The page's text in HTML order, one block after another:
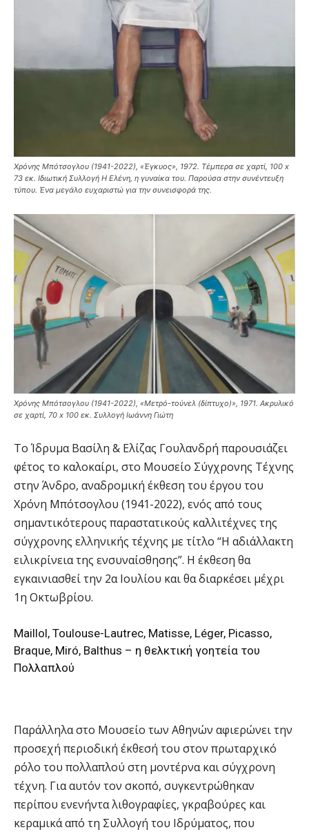
Χρόνης Μπότσογλου (1941-2022), «Έγκυος», 1972. Τέμπερα σε χαρτί, 100 x
73 εκ. Ιδιωτική Συλλογή Η Ελένη, η γυναίκα του. Παρούσα στην συνέντευξη
τύπου. Ένα μεγάλο ευχαριστώ για την συνεισφορά της.
Χρόνης Μπότσογλου (1941-2022), «Μετρό-τούνελ (δίπτυχο)», 1971. Ακρυλικό
σε χαρτί, 70 x 100 εκ. Συλλογή Ιωάννη Γιώτη
Το Ίδρυμα Βασίλη & Ελίζας Γουλανδρή παρουσιάζει
φέτος το καλοκαίρι, στο Μουσείο Σύγχρονης Τέχνης
στην Άνδρο, αναδρομική έκθεση του έργου του
Χρόνη Μπότσογλου (1941-2022), ενός από τους
σημαντικότερους παραστατικούς καλλιτέχνες της
σύγχρονης ελληνικής τέχνης με τίτλο “Η αδιάλλακτη
ειλικρίνεια της ενσυναίσθησης”. Η έκθεση θα
εγκαινιασθεί την 2α Ιουλίου και θα διαρκέσει μέχρι
1η Οκτωβρίου.
Maillol, Toulouse-Lautrec, Matisse, Léger, Picasso,
Braque, Miró, Balthus – η θελκτική γοητεία του
Πολλαπλού
Παράλληλα στο Μουσείο των Αθηνών αφιερώνει την
προσεχή περιοδική έκθεσή του στον πρωταρχικό
ρόλο του πολλαπλού στη μοντέρνα και σύγχρονη
τέχνη. Για αυτόν τον σκοπό, συγκεντρώθηκαν
περίπου ενενήντα λιθογραφίες, γκραβούρες και
κεραμικά από τη Συλλογή του Ιδρύματος, που